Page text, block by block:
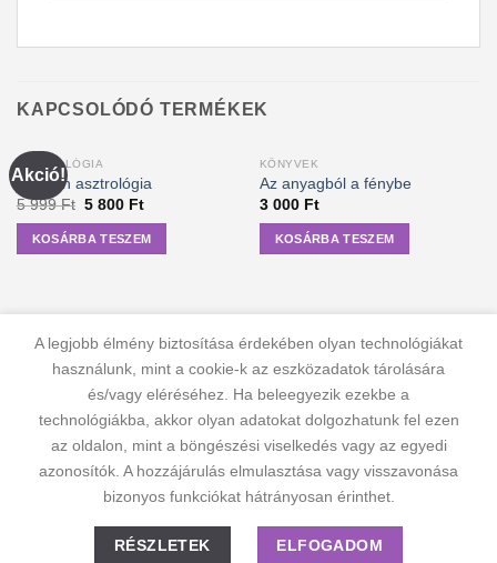
KAPCSOLÓDÓ TERMÉKEK
Akció!
ASZTROLÓGIA
Modern asztrológia
5 999Ft Original
was:
5
5 800 FtCurrent
is:
5
KOSÁRBA TESZEM
KÖNYVEK
Az anyagból a fénybe
3 000 Ft
KOSÁRBA TESZEM
KAPCSOLAT ADATVÉDELMI NYILATKOZAT
ÁSZF
JOGI NYILATKOZAT
SZÁLLÍTÁSI FELTÉTELEK
© 2012 - 2026 Trigon 9000 Kft.
A legjobb élmény biztosítása érdekében olyan technológiákat
használunk, mint a cookie-k az eszközadatok tárolására
és/vagy eléréséhez. Ha beleegyezik ezekbe a
technológiákba, akkor olyan adatokat dolgozhatunk fel ezen
az oldalon, mint a böngészési viselkedés vagy az egyedi
azonosítók. A hozzájárulás elmulasztása vagy visszavonása
bizonyos funkciókat hátrányosan érinthet.
RÉSZLETEK ELFOGADOM